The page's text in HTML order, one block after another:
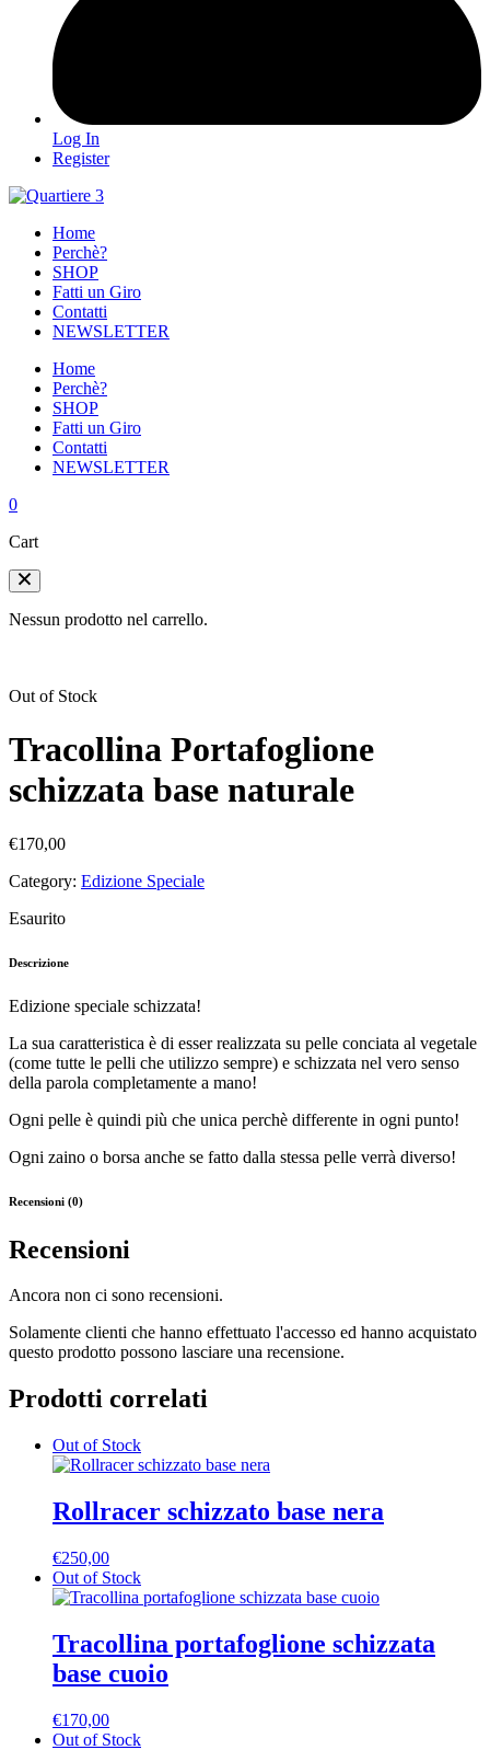
Log In
Register
Home
Perchè?
SHOP
Fatti un Giro
Contatti
NEWSLETTER
Home
Perchè?
SHOP
Fatti un Giro
Contatti
NEWSLETTER
0
Cart
Nessun prodotto nel carrello.
Out of Stock
Tracollina Portafoglione
schizzata base naturale
€170,00
Category: Edizione Speciale
Esaurito
Descrizione
Edizione speciale schizzata!
La sua caratteristica è di esser realizzata su pelle conciata al vegetale
(come tutte le pelli che utilizzo sempre) e schizzata nel vero senso
della parola completamente a mano!
Ogni pelle è quindi più che unica perchè differente in ogni punto!
Ogni zaino o borsa anche se fatto dalla stessa pelle verrà diverso!
Recensioni (0)
Recensioni
Ancora non ci sono recensioni.
Solamente clienti che hanno effettuato l'accesso ed hanno acquistato
questo prodotto possono lasciare una recensione.
Prodotti correlati
Out of Stock
Rollracer schizzato base nera
€250,00
Out of Stock
Tracollina portafoglione schizzata
base cuoio
€170,00
Out of Stock